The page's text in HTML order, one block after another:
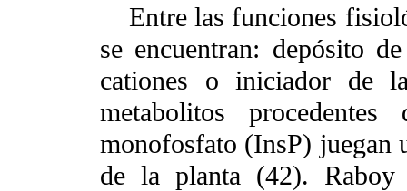
Entre las funciones
se encuentran: depósito
cationes o iniciador de
metabolitos
monofosfato (InsP) juegan
de la planta (42).